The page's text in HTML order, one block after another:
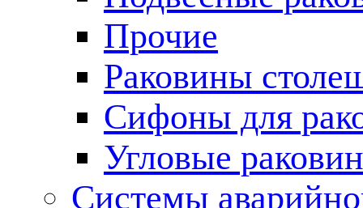
Прочие
Раковины
Сифоны для
Угловые
Системы